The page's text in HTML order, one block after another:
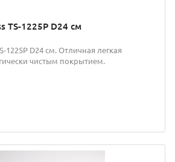
TS-1225P D24 см
1225P D24 см. Отличная легкая
чистым покрытием.